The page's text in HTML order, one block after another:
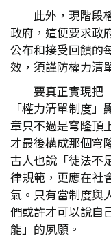
此外，現階段
政府，這便要求政
公布和接受回饋的
效，須謹防權力清
要真正實現把
「權力清單制度
章只不過是穹隆頂
才最後構成那個穹
古人也說「徒法不
律規範，更應在社
氣。只有當制度與
們或許才可以說自
能」的夙願。